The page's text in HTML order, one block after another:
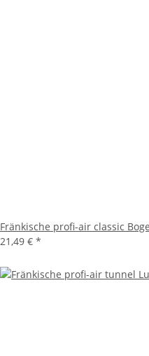
Fränkische profi-air classic
21,49 € *